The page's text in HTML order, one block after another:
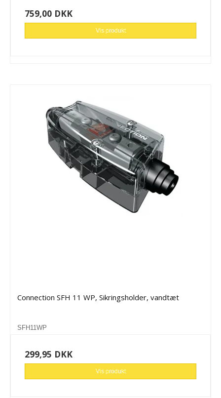
759,00 DKK
Vis produkt
Connection SFH 11 WP, Sikringsholder, vandtæt
SFH11WP
299,95 DKK
Vis produkt